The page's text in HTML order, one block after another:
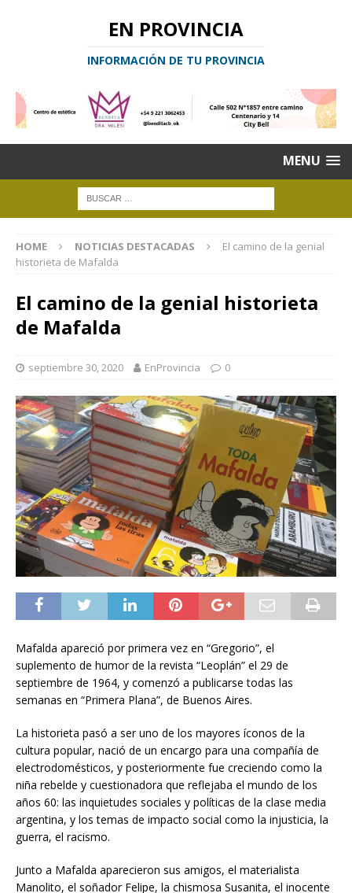
EN PROVINCIA
INFORMACIÓN DE TU PROVINCIA
MENU
HOME NOTICIAS DESTACADAS
El camino de la genial
historieta de Mafalda
El camino de la genial historieta
de Mafalda
septiembre 30, 2020 EnProvincia 0
Mafalda apareció por primera vez en “Gregorio”, el
suplemento de humor de la revista “Leoplán” el 29 de
septiembre de 1964, y comenzó a publicarse todas las
semanas en “Primera Plana”, de Buenos Aires.
La historieta pasó a ser uno de los mayores íconos de la
cultura popular, nació de un encargo para una compañía de
electrodomésticos, y posteriormente fue creciendo como la
niña rebelde y cuestionadora que reflejaba el mundo de los
años 60: las inquietudes sociales y políticas de la clase media
argentina, y los temas de impacto social como la injusticia, la
guerra, el racismo.
Junto a Mafalda aparecieron sus amigos, el materialista
Manolito, el soñador Felipe, la chismosa Susanita, el inocente